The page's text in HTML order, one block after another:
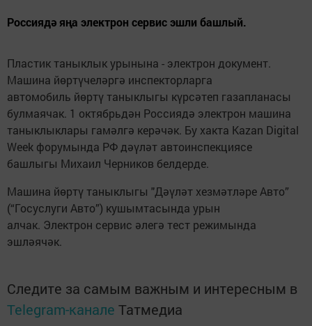
Россиядә яңа электрон сервис эшли башлый.
Пластик таныклык урынына - электрон документ.
Машина йөртүчеләргә инспекторларга
автомобиль йөртү таныклыгы күрсәтеп газапланасы
булмаячак. 1 октябрьдән Россиядә электрон машина
таныклыклары гамәлгә керәчәк. Бу хакта Kazan Digital
Week форумында РФ дәүләт автоинспекциясе
башлыгы Михаил Черников белдерде.
Машина йөртү таныклыгы "Дәүләт хезмәтләре Авто”
(“Госуслуги Авто”) кушымтасында урын
алчак. Электрон сервис әлегә тест режимында
эшләячәк.
Следите за самым важным и интересным в
Telegram-канале Татмедиа